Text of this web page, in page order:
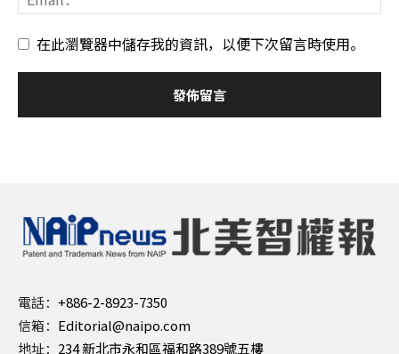
在此瀏覽器中儲存我的資訊，以便下次留言時使用。
電話： +886-2-8923-7350
信箱： Editorial@naipo.com
地址： 234 新北市永和區福和路389號五樓